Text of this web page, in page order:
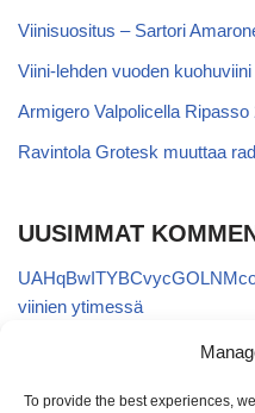
To provide the best experiences,
Viinisuositus – Sartori
Viini-lehden vuoden
Armigero Valpolicella Ripasso
Ravintola Grotesk muuttaa
UUSIMMAT
viinien ytimessä
EgVGGttRTxKfbqUaWNglb